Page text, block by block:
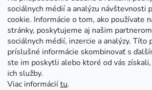
sociálnych médií a analýzu návštevnosti
cookie. Informácie o tom, ako používate
stránky, poskytujeme aj našim
sociálnych médií, inzercie a analýzy. Títo
príslušné informácie skombinovať s
ste im poskytli alebo ktoré od vás
ich služby.
Viac informáciítu.